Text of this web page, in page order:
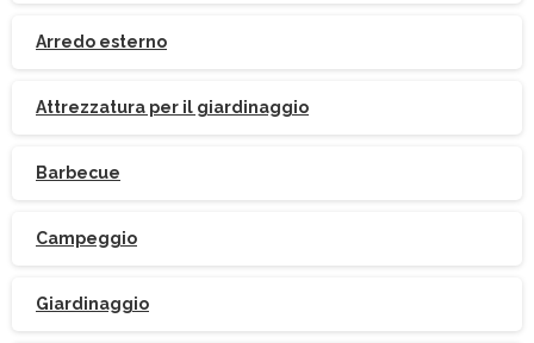
Arredo esterno
Attrezzatura per il giardinaggio
Barbecue
Campeggio
Giardinaggio